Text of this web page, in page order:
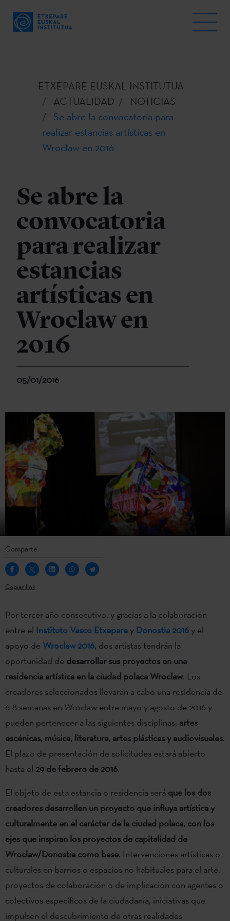
ETXEPARE EUSKAL INSTITUTUA
ACTUALIDAD
NOTICIAS
Se abre la convocatoria para
realizar estancias artísticas en
Wroclaw en 2016
Se abre la
convocatoria
para realizar
estancias
artísticas en
Wroclaw en
2016
05/01/2016
Comparte
Copiar link
Por tercer año consecutivo, y gracias a la colaboración
entre el Instituto Vasco Etxepare y Donostia 2016 y el
apoyo de Wroclaw 2016, dos artistas tendrán la
oportunidad de desarrollar sus proyectos en una
residencia artística en la ciudad polaca Wroclaw. Los
creadores seleccionados llevarán a cabo una residencia de
6-8 semanas en Wroclaw entre mayo y agosto de 2016 y
pueden pertenecer a las siguientes disciplinas: artes
escénicas, música, literatura, artes plásticas y audiovisuales.
El plazo de presentación de solicitudes estará abierto
hasta el 29 de febrero de 2016.
El objeto de esta estancia o residencia será que los dos
creadores desarrollen un proyecto que influya artística y
culturalmente en el carácter de la ciudad polaca, con los
ejes que inspiran los proyectos de capitalidad de
Wroclaw/Donostia como base. Intervenciones artísticas o
culturales en barrios o espacios no habituales para el arte,
proyectos de colaboración o de implicación con agentes o
colectivos específicos de la ciudadanía, iniciativas que
impulsen el descubrimiento de otras realidades